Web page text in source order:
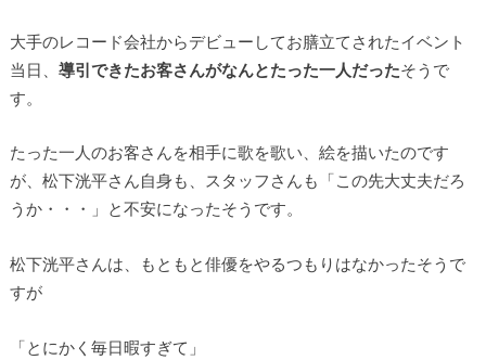
大手のレコード会社からデビューしてお膳立てされたイベント
当日、 導引できたお客さんがなんとたった一人だったそうで
す。
たった一人のお客さんを相手に歌を歌い、絵を描いたのです
が、松下洸平さん自身も、スタッフさんも「この先大丈夫だろ
うか・・・」と不安になったそうです。
松下洸平さんは、もともと俳優をやるつもりはなかったそうで
すが
「とにかく毎日暇すぎて」